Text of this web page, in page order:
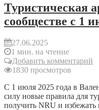
Туристическая
сообществе с 1
27.06.2025
1 мин. на чтение
Добавить комментарий
1830 просмотров
С 1 июля 2025 года в
силу новые правила для
получить NRU и избежать